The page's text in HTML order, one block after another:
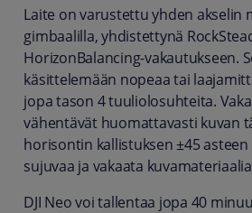
Laite on varustettu yhden akselin
gimbaalilla, yhdistettynä
HorizonBalancing-vakautukseen.
käsittelemään nopeaa tai
jopa tason 4 tuuliolosuhteita.
vähentävät huomattavasti kuvan
horisontin kallistuksen ±45
sujuvaa ja vakaata
DJI Neo voi tallentaa jopa 40